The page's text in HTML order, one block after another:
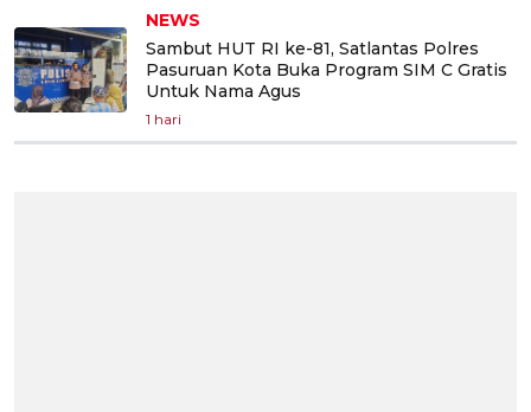
NEWS
Sambut HUT RI ke-81, Satlantas Polres
Pasuruan Kota Buka Program SIM C Gratis
Untuk Nama Agus
1 hari